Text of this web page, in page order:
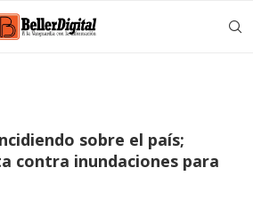
sobre el país;
contra inundaciones para